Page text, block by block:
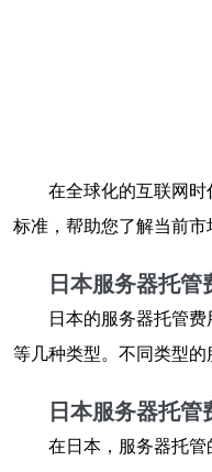
在全球化的互联网
标准，帮助您了解当前市
日本服务器托管
日本的服务器托管
等几种类型。不同类型
日本服务器托管
在日本，服务器托